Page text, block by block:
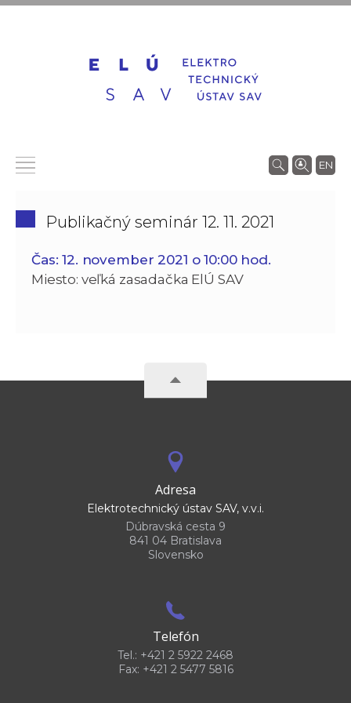
EN
Publikačný seminár 12. 11. 2021
Čas: 12. november 2021 o 10:00 hod.
Miesto: veľká zasadačka ElÚ SAV
Adresa
Elektrotechnický ústav SAV, v.v.i.
Dúbravská cesta 9
841 04 Bratislava
Slovensko
Telefón
Tel.: +421 2 5922 2468
Fax: +421 2 5477 5816